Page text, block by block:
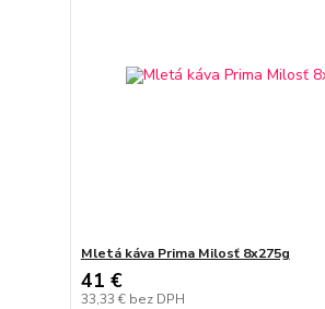
Mletá káva Prima Milosť 8x275g
41 €
33,33 € bez DPH